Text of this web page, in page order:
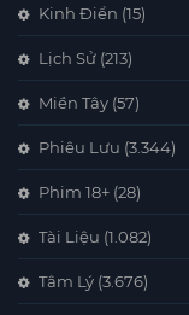
Kinh Điển (15)
Lịch Sử (213)
Miền Tây (57)
Phiêu Lưu (3.344)
Phim 18+ (28)
Tài Liệu (1.082)
Tâm Lý (3.676)